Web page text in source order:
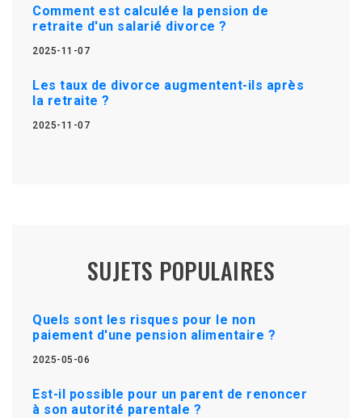
Comment est calculée la pension de
retraite d'un salarié divorce ?
2025-11-07
Les taux de divorce augmentent-ils après
la retraite ?
2025-11-07
SUJETS POPULAIRES
Quels sont les risques pour le non
paiement d'une pension alimentaire ?
2025-05-06
Est-il possible pour un parent de renoncer
à son autorité parentale ?